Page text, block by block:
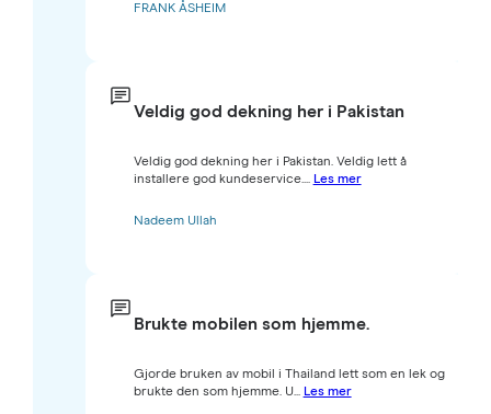
FRANK ÅSHEIM
Veldig god dekning her i Pakistan
Veldig god dekning her i Pakistan. Veldig lett å
installere god kundeservice.... Les mer
Nadeem Ullah
Brukte mobilen som hjemme.
Gjorde bruken av mobil i Thailand lett som en lek og
brukte den som hjemme. U... Les mer